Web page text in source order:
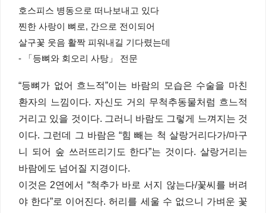
호스피스 병동으로 떠나보내고 있다
찐한 사랑이 뼈로, 간으로 전이되어
살구꽃 웃음 활짝 피워내길 기다렸는데
- 「등뼈와 회오리 사탕」 전문
“등뼈가 없어 흐느적”이는 바람의 모습은 수술을 마친
환자의 느낌이다. 자신도 거의 무척추동물처럼 흐느적
거리고 있을 것이다. 그러니 바람도 그렇게 느껴지는 것
이다. 그런데 그 바람은 “힘 빼는 척 살랑거리다가/마구
니 되어 숲 쓰러뜨리기도 한다”는 것이다. 살랑거리는
바람에도 넘어질 지경이다.
이것은 2연에서 “척추가 바로 서지 않는다/꽃씨를 버려
야 한다”로 이어진다. 허리를 세울 수 없으니 가벼운 꽃